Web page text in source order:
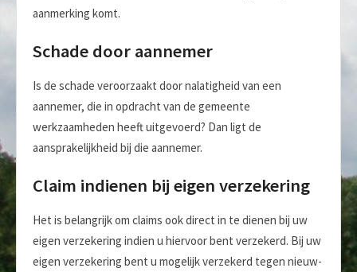
aanmerking komt.
Schade door aannemer
Is de schade veroorzaakt door nalatigheid van een
aannemer, die in opdracht van de gemeente
werkzaamheden heeft uitgevoerd? Dan ligt de
aansprakelijkheid bij die aannemer.
Claim indienen bij eigen verzekering
Het is belangrijk om claims ook direct in te dienen bij uw
eigen verzekering indien u hiervoor bent verzekerd. Bij uw
eigen verzekering bent u mogelijk verzekerd tegen nieuw-